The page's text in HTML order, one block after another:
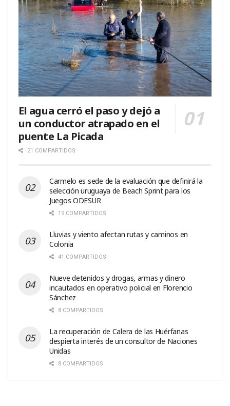
El agua cerró el paso y dejó a
un conductor atrapado en el
puente La Picada
21 COMPARTIDOS
Carmelo es sede de la evaluación que definirá la
selección uruguaya de Beach Sprint para los
Juegos ODESUR
19 COMPARTIDOS
Lluvias y viento afectan rutas y caminos en
Colonia
41 COMPARTIDOS
Nueve detenidos y drogas, armas y dinero
incautados en operativo policial en Florencio
Sánchez
8 COMPARTIDOS
La recuperación de Calera de las Huérfanas
despierta interés de un consultor de Naciones
Unidas
8 COMPARTIDOS